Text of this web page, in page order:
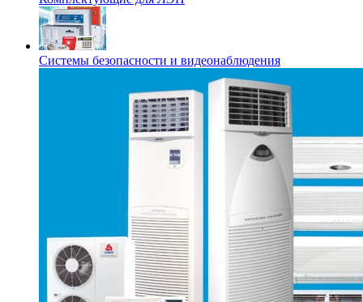
Системы безопасности и видеонаблюдения